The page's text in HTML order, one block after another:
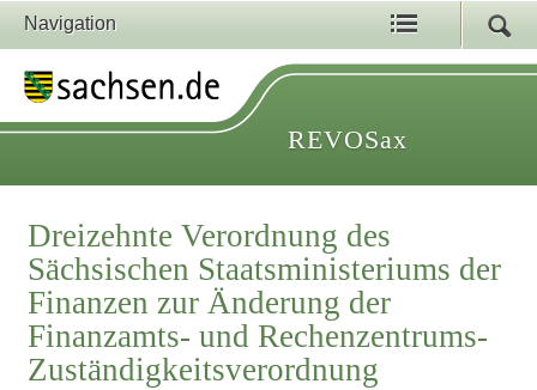
Navigation
REVOSax
Dreizehnte Verordnung des
Sächsischen Staatsministeriums der
Finanzen zur Änderung der
Finanzamts- und Rechenzentrums-
Zuständigkeitsverordnung